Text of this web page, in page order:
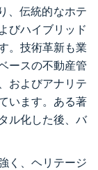
、伝統的なホテ
びハイブリッド
。技術革新も業
ースの不動産管
およびアナリテ
います。ある著
ル化した後、バ
く、ヘリテージ